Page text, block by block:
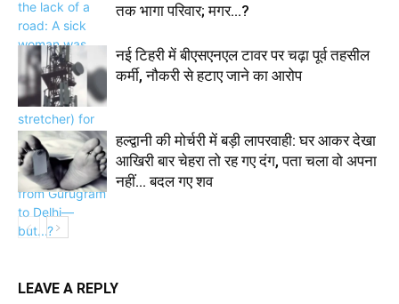
तक भागा परिवार; मगर…?
नई टिहरी में बीएसएनएल टावर पर चढ़ा पूर्व तहसील
कर्मी, नौकरी से हटाए जाने का आरोप
हल्द्वानी की मोर्चरी में बड़ी लापरवाही: घर आकर देखा
आखिरी बार चेहरा तो रह गए दंग, पता चला वो अपना
नहीं… बदल गए शव
LEAVE A REPLY